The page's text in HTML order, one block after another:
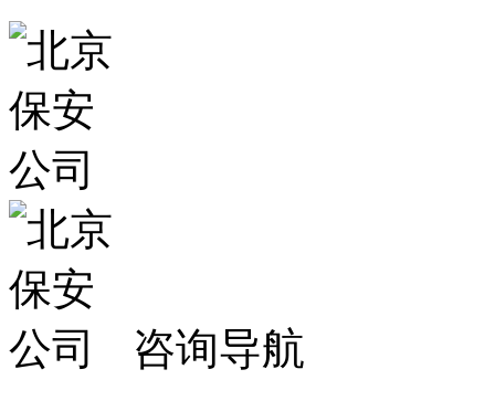
咨询导航